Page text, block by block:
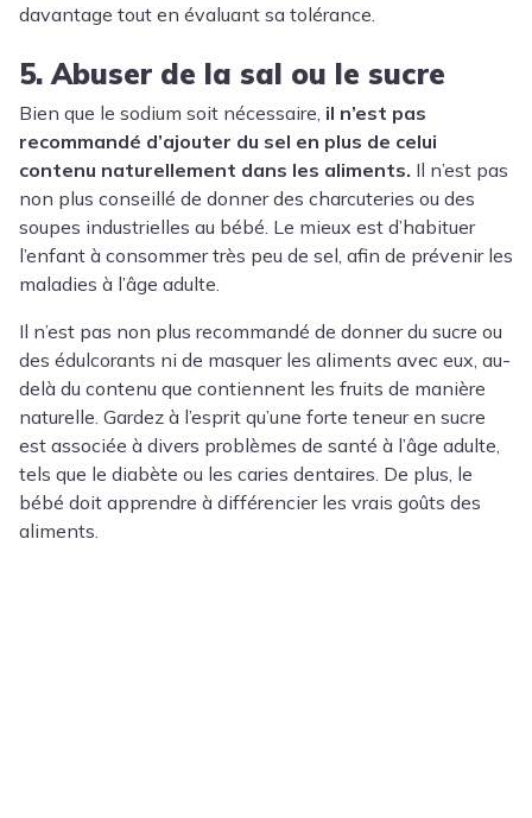
davantage tout en évaluant sa tolérance.
5. Abuser de la sal ou le sucre
Bien que le sodium soit nécessaire, il n’est pas
recommandé d’ajouter du sel en plus de celui
contenu naturellement dans les aliments. Il n’est pas
non plus conseillé de donner des charcuteries ou des
soupes industrielles au bébé. Le mieux est d’habituer
l’enfant à consommer très peu de sel, afin de prévenir les
maladies à l’âge adulte.
Il n’est pas non plus recommandé de donner du sucre ou
des édulcorants ni de masquer les aliments avec eux, au-
delà du contenu que contiennent les fruits de manière
naturelle. Gardez à l’esprit qu’une forte teneur en sucre
est associée à divers problèmes de santé à l’âge adulte,
tels que le diabète ou les caries dentaires. De plus, le
bébé doit apprendre à différencier les vrais goûts des
aliments.